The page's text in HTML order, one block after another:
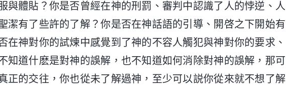
與體貼？你是否曾經在神的刑罰、審判中認識了人的悖逆、人
潔有了些許的了解？你是否在神話語的引導、開啓之下開始有
在神對你的試煉中感覺到了神的不容人觸犯與神對你的要求、
知道什麽是對神的誤解，也不知道如何消除對神的誤解，那可
正的交往，你也從未了解過神，至少可以説你從來就不想了解